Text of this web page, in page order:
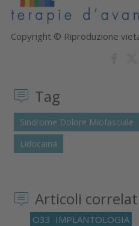
Copyright © Riproduzione
Tag
Sindrome Dolore Miofasciale
Lidocaina
Articoli
O33 IMPLANTOLOGIA